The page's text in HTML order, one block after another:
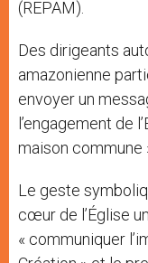
(REPAM).
Des dirigeants
amazonienne
envoyer un
l’engagement de
maison commune
Le geste
cœur de l’Église
« communiquer